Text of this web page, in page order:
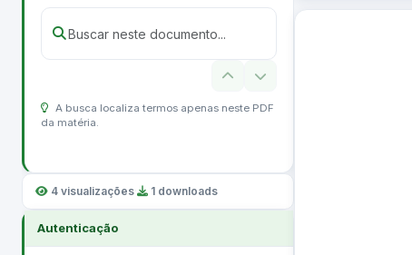
A busca localiza termos apenas neste PDF
da matéria.
4 visualizações 1 downloads
Autenticação